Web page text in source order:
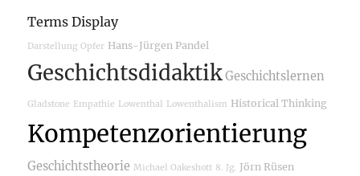
Terms Display
Darstellung Opfer Hans-Jürgen Pandel
Geschichtsdidaktik Geschichtslernen
Gladstone Empathie Lowenthal Lowenthalism Historical Thinking
Kompetenzorientierung
Geschichtstheorie Michael Oakeshott 8. Jg. Jörn Rüsen